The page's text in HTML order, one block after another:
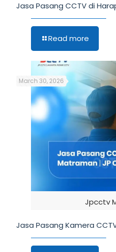
Jasa Pasang CCTV di
Read more
Jpcctv
March 30, 2026
Jasa Pasang Kamera